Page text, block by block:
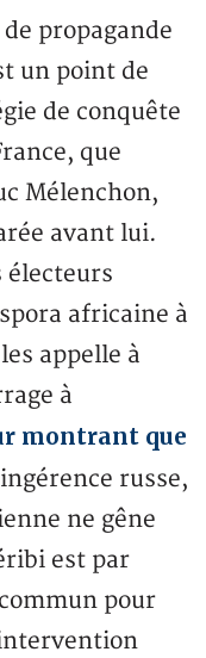
propagande
un point de
de conquête
que
Mélenchon,
avant lui.
électeurs
africaine à
appelle à
à
montrant que
russe,
ne gêne
est par
pour